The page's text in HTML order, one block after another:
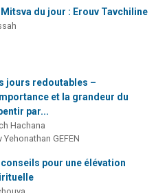
Mitsva du jour : Erouv Tavchiline
jours redoutables –
et la grandeur du
par...
Hachana
Yehonathan GEFEN
conseils pour une élévation